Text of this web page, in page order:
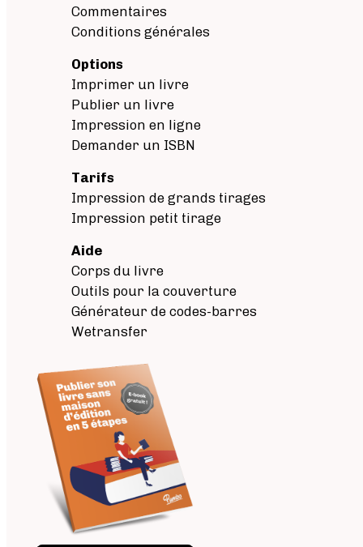
Commentaires
Conditions générales
Options
Imprimer un livre
Publier un livre
Impression en ligne
Demander un ISBN
Tarifs
Impression de grands tirages
Impression petit tirage
Aide
Corps du livre
Outils pour la couverture
Générateur de codes-barres
Wetransfer